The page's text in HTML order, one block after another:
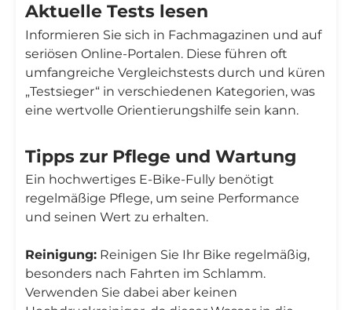
Aktuelle Tests lesen
Informieren Sie sich in Fachmagazinen und auf
seriösen Online-Portalen. Diese führen oft
umfangreiche Vergleichstests durch und küren
„Testsieger“ in verschiedenen Kategorien, was
eine wertvolle Orientierungshilfe sein kann.
Tipps zur Pflege und Wartung
Ein hochwertiges E-Bike-Fully benötigt
regelmäßige Pflege, um seine Performance
und seinen Wert zu erhalten.
Reinigung: Reinigen Sie Ihr Bike regelmäßig,
besonders nach Fahrten im Schlamm.
Verwenden Sie dabei aber keinen